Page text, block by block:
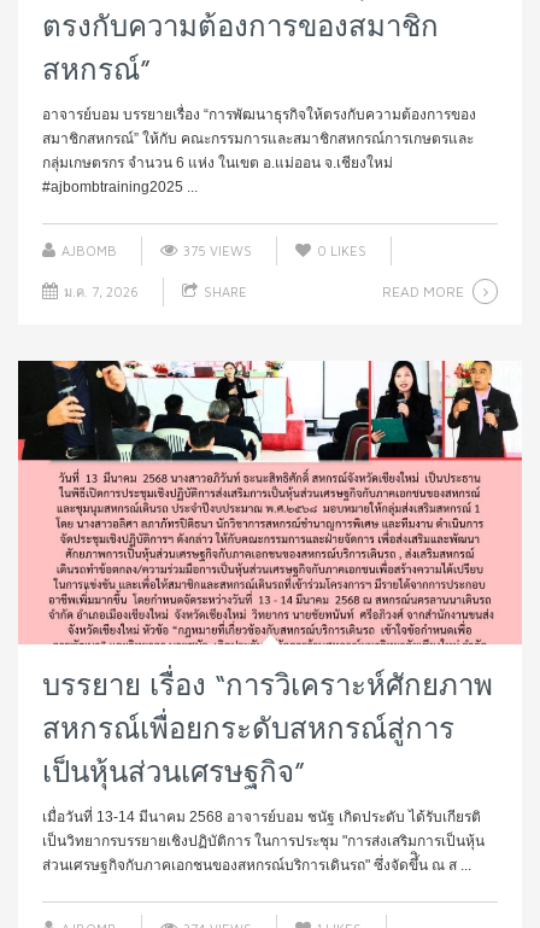
ตรงกับความต้องการของสมาชิก
สหกรณ์”
อาจารย์บอม บรรยายเรื่อง “การพัฒนาธุรกิจให้ตรงกับความต้องการของ
สมาชิกสหกรณ์” ให้กับ คณะกรรมการและสมาชิกสหกรณ์การเกษตรและ
กลุ่มเกษตรกร จำนวน 6 แห่ง ในเขต อ.แม่ออน จ.เชียงใหม่
#ajbombtraining2025 ...
AJBOMB 375 VIEWS 0 LIKES
ม.ค. 7, 2026 SHARE READ MORE
บรรยาย เรื่อง “การวิเคราะห์ศักยภาพ
สหกรณ์เพื่อยกระดับสหกรณ์สู่การ
เป็นหุ้นส่วนเศรษฐกิจ”
เมื่อวันที่ 13-14 มีนาคม 2568 อาจารย์บอม ชนัฐ เกิดประดับ ได้รับเกียรติ
เป็นวิทยากรบรรยายเชิงปฏิบัติการ ในการประชุม "การส่งเสริมการเป็นหุ้น
ส่วนเศรษฐกิจกับภาคเอกชนของสหกรณ์บริการเดินรถ" ซึ่งจัดขึ้ิน ณ ส ...